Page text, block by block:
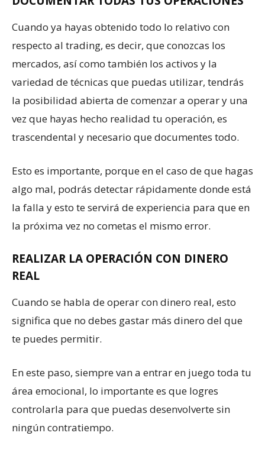
Cuando ya hayas obtenido todo lo relativo con
respecto al trading, es decir, que conozcas los
mercados, así como también los activos y la
variedad de técnicas que puedas utilizar, tendrás
la posibilidad abierta de comenzar a operar y una
vez que hayas hecho realidad tu operación, es
trascendental y necesario que documentes todo.
Esto es importante, porque en el caso de que hagas
algo mal, podrás detectar rápidamente donde está
la falla y esto te servirá de experiencia para que en
la próxima vez no cometas el mismo error.
REALIZAR LA OPERACIÓN CON DINERO
REAL
Cuando se habla de operar con dinero real, esto
significa que no debes gastar más dinero del que
te puedes permitir.
En este paso, siempre van a entrar en juego toda tu
área emocional, lo importante es que logres
controlarla para que puedas desenvolverte sin
ningún contratiempo.